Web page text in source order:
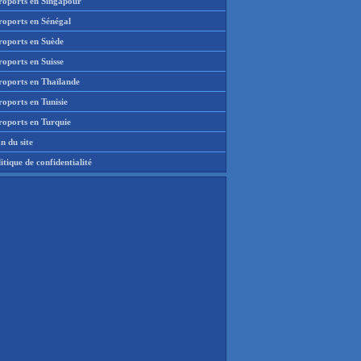
en Sénégal
en Suède
en Suisse
en Thaïlande
en Tunisie
en Turquie
du site
de confidentialité